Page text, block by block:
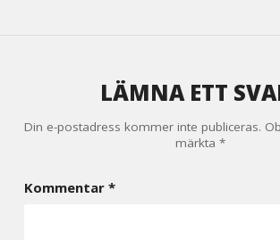
LÄMNA ETT
Din e-postadress kommer inte publiceras.
märkta *
Kommentar *